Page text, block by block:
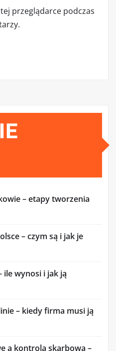
przeglądarce podczas
– etapy tworzenia
– czym są i jak je
ile wynosi i jak ją
– kiedy firma musi ją
a kontrola skarbowa –